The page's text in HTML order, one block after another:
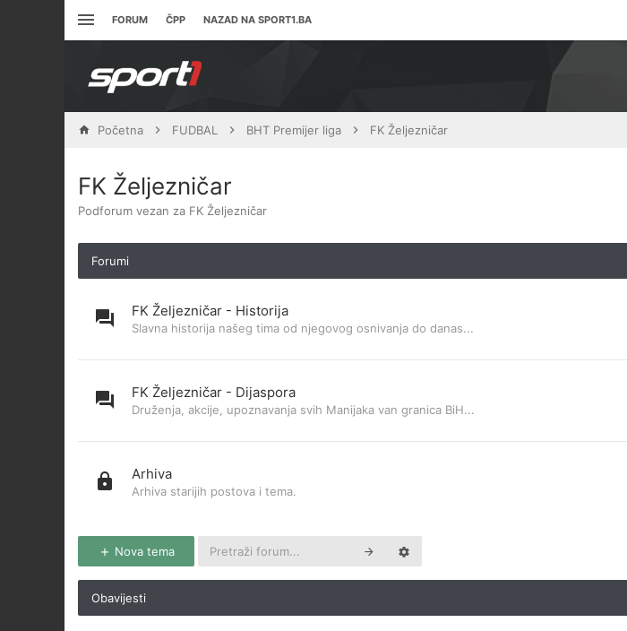
FORUM ČPP NAZAD NA SPORT1.BA
Početna FUDBAL BHT Premijer liga FK Željezničar
FK Željezničar
Podforum vezan za FK Željezničar
Forumi
FK Željezničar - Historija
Slavna historija našeg tima od njegovog osnivanja do danas...
FK Željezničar - Dijaspora
Druženja, akcije, upoznavanja svih Manijaka van granica BiH...
Arhiva
Arhiva starijih postova i tema.
Nova tema
Obavijesti